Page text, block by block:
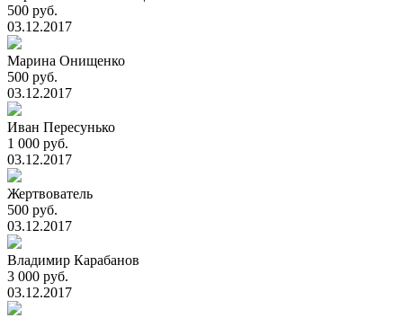
500 руб.
03.12.2017
Марина Онищенко
500 руб.
03.12.2017
Иван Пересунько
1 000 руб.
03.12.2017
Жертвователь
500 руб.
03.12.2017
Владимир Карабанов
3 000 руб.
03.12.2017